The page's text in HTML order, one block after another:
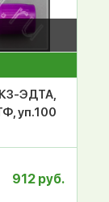
ЭДТА,
уп.100
912 руб.